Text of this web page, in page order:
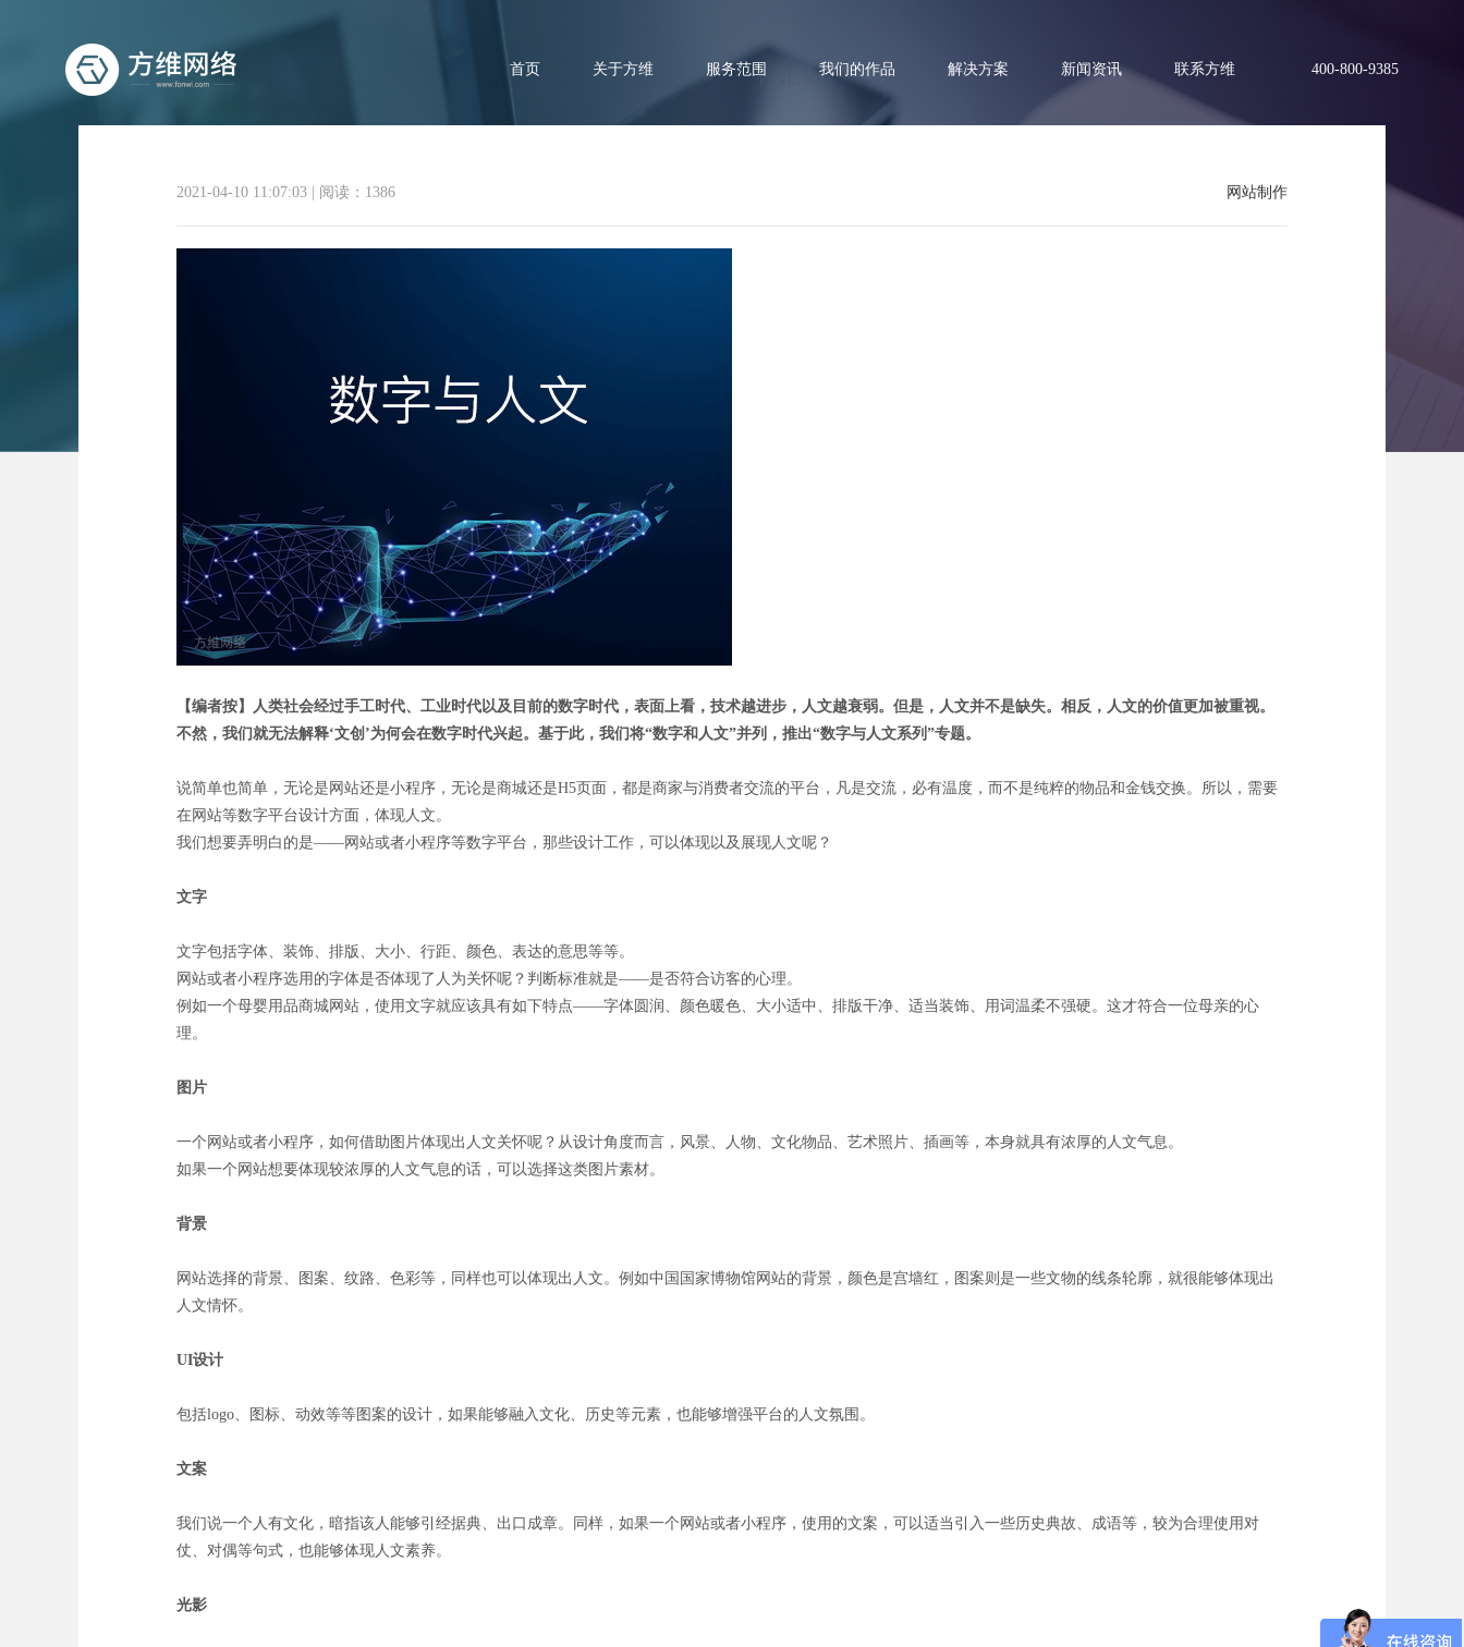
首页 关于方维 服务范围 我们的作品 解决方案 新闻资讯 联系方维 400-800-9385
网站制作
2021-04-10 11:07:03 | 阅读：1386
【编者按】人类社会经过手工时代、工业时代以及目前的数字时代，表面上看，技术越进步，人文越衰弱。但是，人文并不是缺失。相反，人文的价值更加被重视。
不然，我们就无法解释‘文创’为何会在数字时代兴起。基于此，我们将“数字和人文”并列，推出“数字与人文系列”专题。
说简单也简单，无论是网站还是小程序，无论是商城还是H5页面，都是商家与消费者交流的平台，凡是交流，必有温度，而不是纯粹的物品和金钱交换。所以，需要
在网站等数字平台设计方面，体现人文。
我们想要弄明白的是——网站或者小程序等数字平台，那些设计工作，可以体现以及展现人文呢？
文字
文字包括字体、装饰、排版、大小、行距、颜色、表达的意思等等。
网站或者小程序选用的字体是否体现了人为关怀呢？判断标准就是——是否符合访客的心理。
例如一个母婴用品商城网站，使用文字就应该具有如下特点——字体圆润、颜色暖色、大小适中、排版干净、适当装饰、用词温柔不强硬。这才符合一位母亲的心
理。
图片
一个网站或者小程序，如何借助图片体现出人文关怀呢？从设计角度而言，风景、人物、文化物品、艺术照片、插画等，本身就具有浓厚的人文气息。
如果一个网站想要体现较浓厚的人文气息的话，可以选择这类图片素材。
背景
网站选择的背景、图案、纹路、色彩等，同样也可以体现出人文。例如中国国家博物馆网站的背景，颜色是宫墙红，图案则是一些文物的线条轮廓，就很能够体现出
人文情怀。
UI设计
包括logo、图标、动效等等图案的设计，如果能够融入文化、历史等元素，也能够增强平台的人文氛围。
文案
我们说一个人有文化，暗指该人能够引经据典、出口成章。同样，如果一个网站或者小程序，使用的文案，可以适当引入一些历史典故、成语等，较为合理使用对
仗、对偶等句式，也能够体现人文素养。
光影